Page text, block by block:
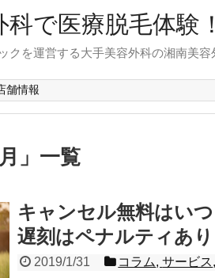
科で医療脱毛体験
クを運営する大手美容外科の湘南美
舗情報
」 一覧
キャンセル無料はい
遅刻はペナルティあり
2019/1/31 コラム,サービス,